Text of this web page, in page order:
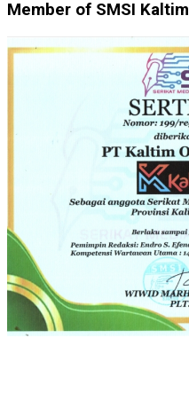
Member of SMSI Kaltim